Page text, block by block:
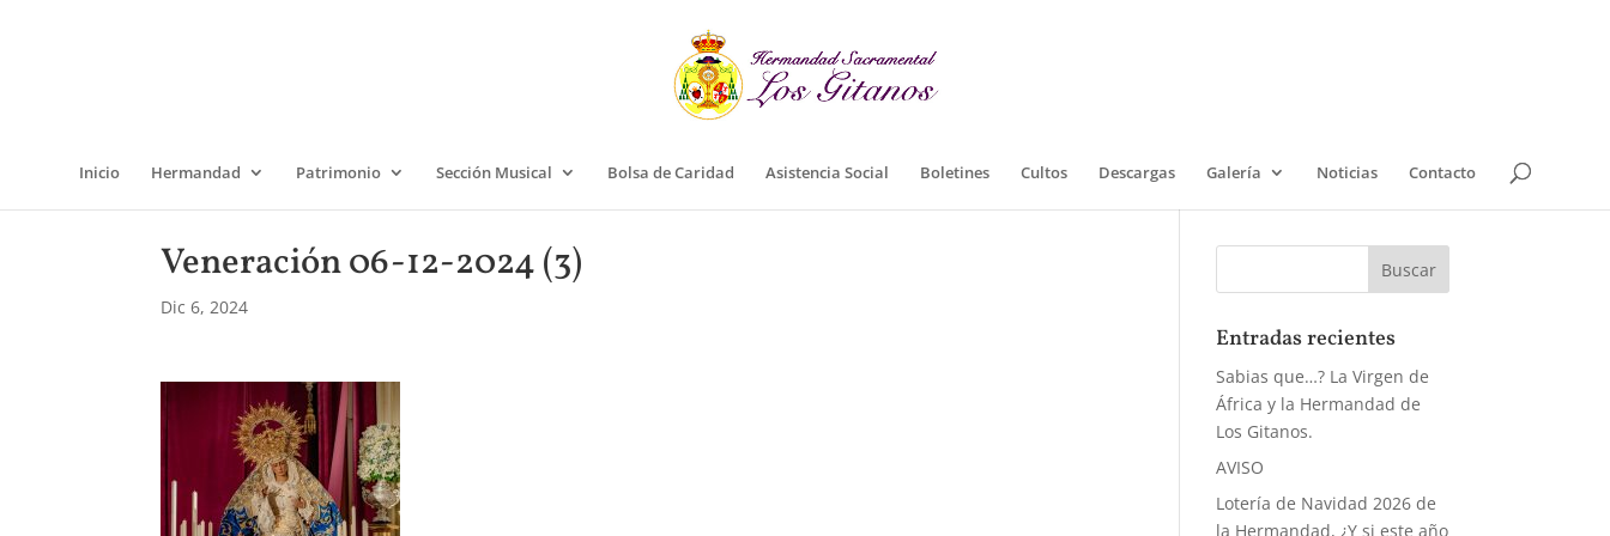
Inicio Hermandad Patrimonio Sección Musical Bolsa de Caridad Asistencia Social Boletines Cultos Descargas Galería Noticias Contacto
Veneración 06-12-2024 (3)
Dic 6, 2024
Entradas recientes
Sabias que…? La Virgen de
África y la Hermandad de
Los Gitanos.
AVISO
Lotería de Navidad 2026 de
la Hermandad, ¿Y si este año